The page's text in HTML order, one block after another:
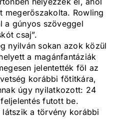
megerőszakolta. Rowling
a gúnyos szöveggel
csaj”.
nyilván sokan azok közül
a magánfantáziák
jelentették föl az
korábbi főtitkára,
úgy nyilatkozott: 24
futott be.
a törvény korábbi